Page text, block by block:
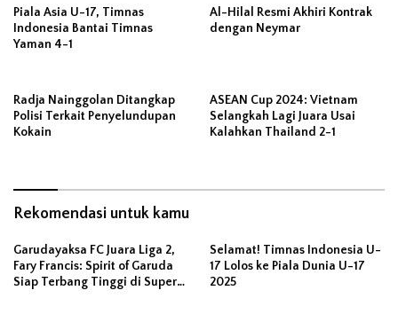
Piala Asia U-17, Timnas
Indonesia Bantai Timnas
Yaman 4-1
Al-Hilal Resmi Akhiri Kontrak
dengan Neymar
Radja Nainggolan Ditangkap
Polisi Terkait Penyelundupan
Kokain
ASEAN Cup 2024: Vietnam
Selangkah Lagi Juara Usai
Kalahkan Thailand 2-1
Rekomendasi untuk kamu
Garudayaksa FC Juara Liga 2,
Fary Francis: Spirit of Garuda
Siap Terbang Tinggi di Super
Selamat! Timnas Indonesia U-
17 Lolos ke Piala Dunia U-17
2025